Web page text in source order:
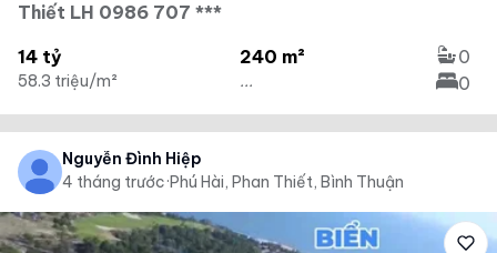
Thiết LH 0986 707 ***
14 tỷ
58.3 triệu/m²
240 m²
...
0
0
Nguyễn Đình Hiệp
4 tháng trước·Phú Hài, Phan Thiết, Bình Thuận